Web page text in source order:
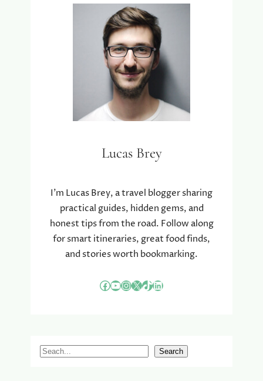
Lucas Brey
I’m Lucas Brey, a travel blogger sharing
practical guides, hidden gems, and
honest tips from the road. Follow along
for smart itineraries, great food finds,
and stories worth bookmarking.
Facebook YouTube InstagramX TikTok LinkedIn
S
Search